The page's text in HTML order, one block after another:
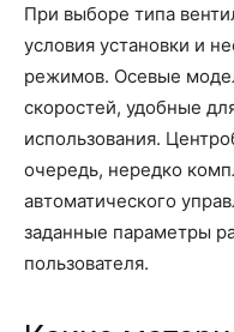
При выборе типа
условия установки и
режимов. Осевые
скоростей, удобные
использования.
очередь, нередко
автоматического
заданные параметры
пользователя.